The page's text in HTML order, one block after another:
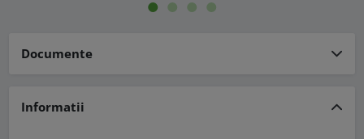
Documente
Informatii